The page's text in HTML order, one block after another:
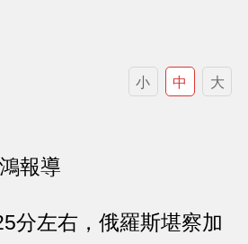
小 中 大
報導
分左右，俄羅斯堪察加